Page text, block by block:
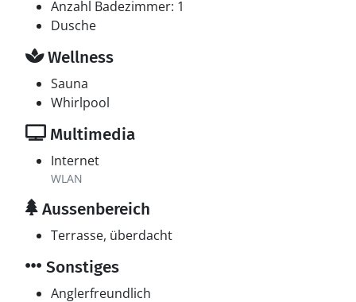
Anzahl Badezimmer: 1
Dusche
Wellness
Sauna
Whirlpool
Multimedia
Internet
WLAN
Aussenbereich
Terrasse, überdacht
Sonstiges
Anglerfreundlich